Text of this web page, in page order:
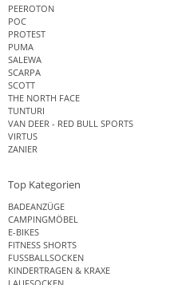
PEEROTON
POC
PROTEST
PUMA
SALEWA
SCARPA
SCOTT
THE NORTH FACE
TUNTURI
VAN DEER - RED BULL SPORTS
VIRTUS
ZANIER
Top Kategorien
BADEANZÜGE
CAMPINGMÖBEL
E-BIKES
FITNESS SHORTS
FUSSBALLSOCKEN
KINDERTRAGEN & KRAXE